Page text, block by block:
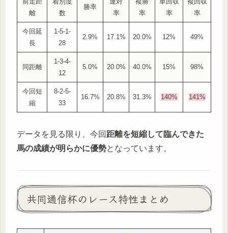
離
数
勝率
率
率
率
率
今回延
長
1-5-1-
28
2.9% 17.1% 20.0% 12% 49%
同距離
1-3-4-
12
5.0% 20.0% 40.0% 15% 98%
今回短
縮
8-2-5-
33
16.7% 20.8% 31.3% 140% 141%
データを見る限り、今回 距離を短縮して臨んできた
馬の成績が明らかに優勢となっています。
共同通信杯のレース特性まとめ